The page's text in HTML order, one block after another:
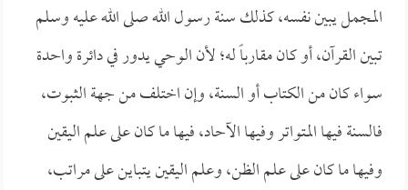
المجمل يبين نفسه، كذلك سنة رسول الله صلى الله عليه وسلم
تبين القرآن، أو كان مقارباً له؛ لأن الوحي يدور في دائرة واحدة
سواء كان من الكتاب أو السنة، وإن اختلف من جهة الثبوت،
فالسنة فيها المتواتر وفيها الآحاد، فيها ما كان على علم اليقين
وفيها ما كان على علم الظن، وعلم اليقين يتباين على مراتب،